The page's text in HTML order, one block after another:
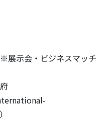
示会・ビジネスマッチ
州政府